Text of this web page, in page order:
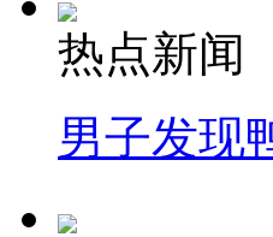
热点新闻
男子发现